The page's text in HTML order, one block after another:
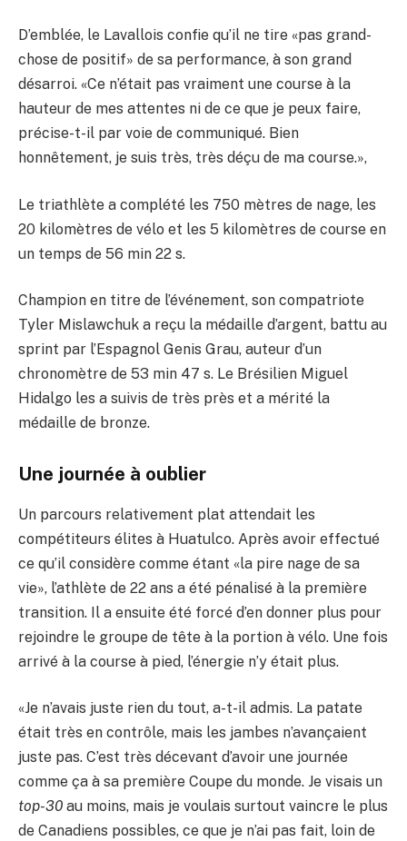
D’emblée, le Lavallois confie qu’il ne tire «pas grand-
chose de positif» de sa performance, à son grand
désarroi. «Ce n’était pas vraiment une course à la
hauteur de mes attentes ni de ce que je peux faire,
précise-t-il par voie de communiqué. Bien
honnêtement, je suis très, très déçu de ma course.»,
Le triathlète a complété les 750 mètres de nage, les
20 kilomètres de vélo et les 5 kilomètres de course en
un temps de 56 min 22 s.
Champion en titre de l’événement, son compatriote
Tyler Mislawchuk a reçu la médaille d’argent, battu au
sprint par l’Espagnol Genis Grau, auteur d’un
chronomètre de 53 min 47 s. Le Brésilien Miguel
Hidalgo les a suivis de très près et a mérité la
médaille de bronze.
Une journée à oublier
Un parcours relativement plat attendait les
compétiteurs élites à Huatulco. Après avoir effectué
ce qu’il considère comme étant «la pire nage de sa
vie», l’athlète de 22 ans a été pénalisé à la première
transition. Il a ensuite été forcé d’en donner plus pour
rejoindre le groupe de tête à la portion à vélo. Une fois
arrivé à la course à pied, l’énergie n’y était plus.
«Je n’avais juste rien du tout, a-t-il admis. La patate
était très en contrôle, mais les jambes n’avançaient
juste pas. C’est très décevant d’avoir une journée
comme ça à sa première Coupe du monde. Je visais un
top-30 au moins, mais je voulais surtout vaincre le plus
de Canadiens possibles, ce que je n’ai pas fait, loin de